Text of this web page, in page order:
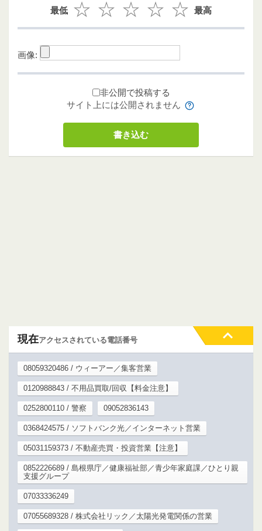
最低
最高
画像:
非公開で投稿する
サイト上には公開されません
現在アクセスされている電話番号
08059320486 / ウィーアー／集客営業
0120988843 / 不用品買取/回収【料金注意】
0252800110 / 警察 09052836143
0368424575 / ソフトバンク光／インターネット営業
05031159373 / 不動産売買・投資営業【注意】
0852226689 / 島根県庁／健康福祉部／青少年家庭課／ひとり親
支援グループ
07033336249
07055689328 / 株式会社リック／太陽光発電関係の営業